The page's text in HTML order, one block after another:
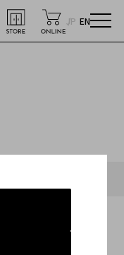
JP EN